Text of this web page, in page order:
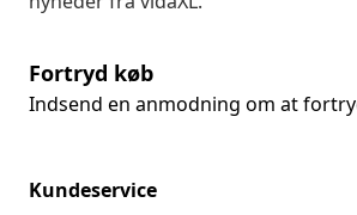
Produktinformation
Bestilling